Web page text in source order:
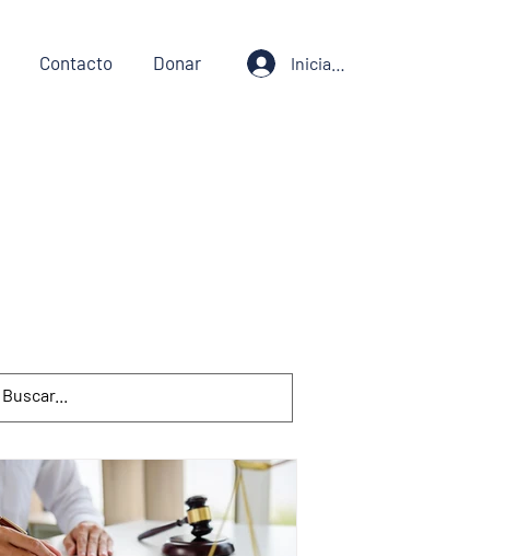
Contacto Donar Iniciar sesión
Ambiente